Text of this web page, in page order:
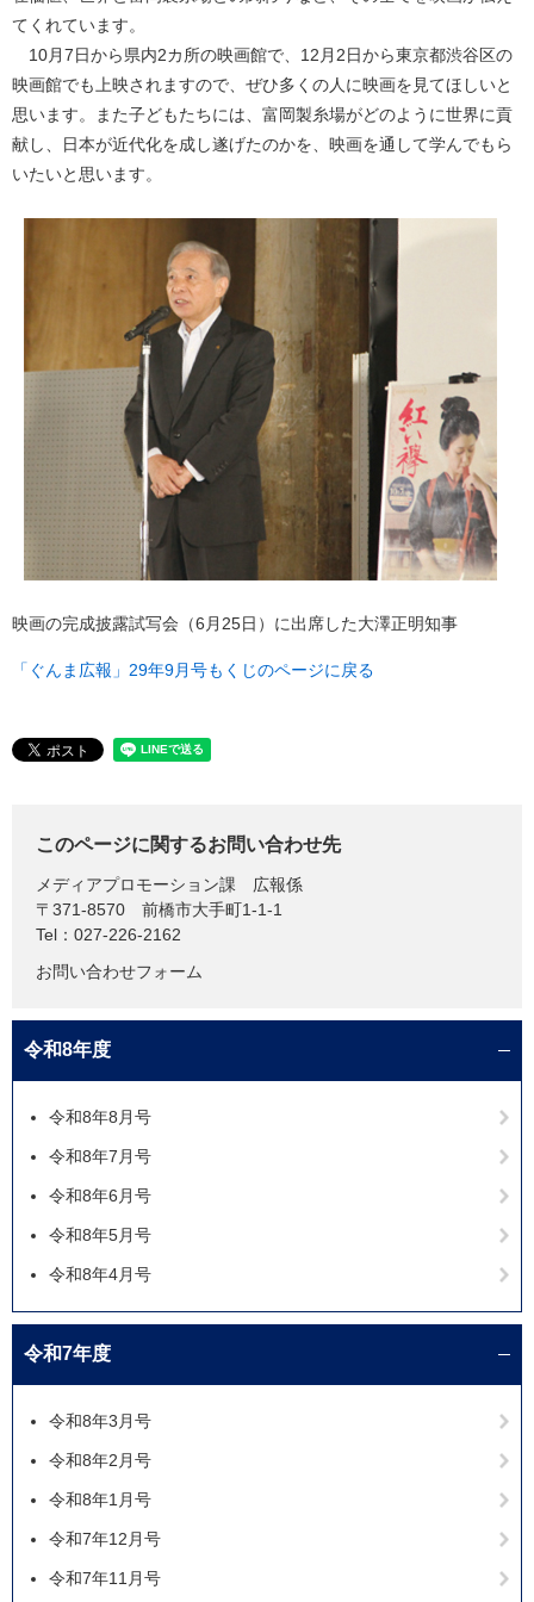
てくれています。
10月7日から県内2カ所の映画館で、12月2日から東京都渋谷区の
映画館でも上映されますので、ぜひ多くの人に映画を見てほしいと
思います。また子どもたちには、富岡製糸場がどのように世界に貢
献し、日本が近代化を成し遂げたのかを、映画を通して学んでもら
いたいと思います。
映画の完成披露試写会（6月25日）に出席した大澤正明知事
「ぐんま広報」29年9月号もくじのページに戻る
このページに関するお問い合わせ先
メディアプロモーション課
広報係
〒371-8570
前橋市大手町1-1-1
Tel：027-226-2162
お問い合わせフォーム
令和8年度
令和8年8月号
令和8年7月号
令和8年6月号
令和8年5月号
令和8年4月号
令和7年度
令和8年3月号
令和8年2月号
令和8年1月号
令和7年12月号
令和7年11月号